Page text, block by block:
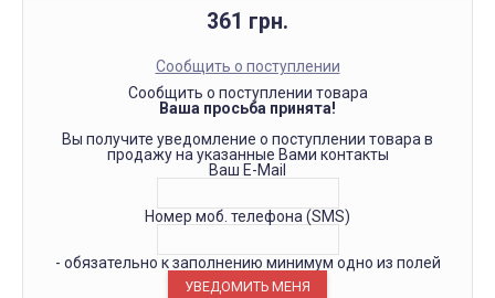
361 грн.
Сообщить о поступлении
Сообщить о поступлении товара
Ваша просьба принята!
Вы получите уведомление о поступлении товара в
продажу на указанные Вами контакты
Ваш E-Mail
Номер моб. телефона (SMS)
- обязательно к заполнению минимум одно из полей